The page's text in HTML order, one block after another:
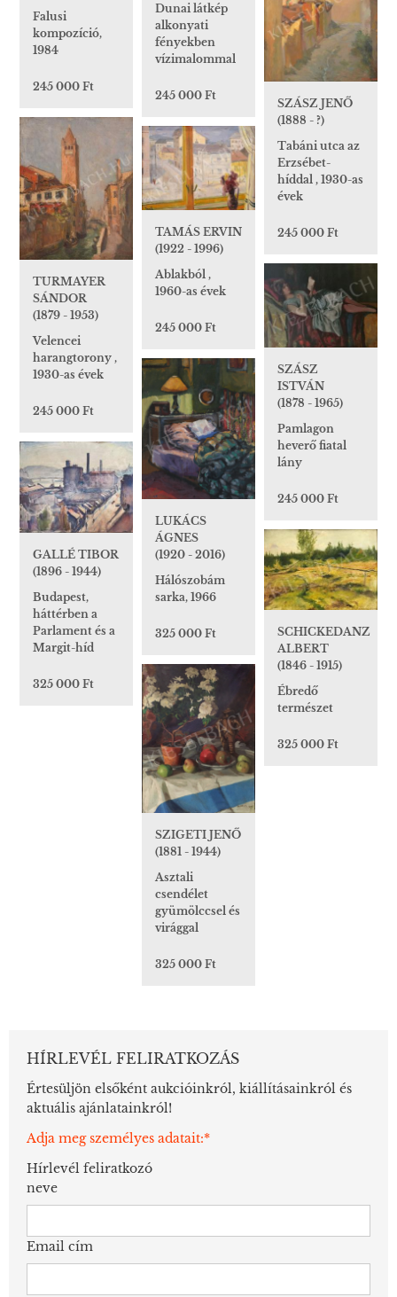
Dunai látkép
alkonyati
fényekben
vízimalommal
245 000 Ft
Falusi
kompozíció,
1984
245 000 Ft
SZÁSZ JENŐ
(1888 - ?)
Tabáni utca az
Erzsébet-
híddal , 1930-as
évek
245 000 Ft
TURMAYER
SÁNDOR
(1879 - 1953)
Velencei
harangtorony ,
1930-as évek
245 000 Ft
TAMÁS ERVIN
(1922 - 1996)
Ablakból ,
1960-as évek
245 000 Ft
SZÁSZ
ISTVÁN
(1878 - 1965)
Pamlagon
heverő fiatal
lány
245 000 Ft
LUKÁCS
ÁGNES
(1920 - 2016)
Hálószobám
sarka, 1966
325 000 Ft
GALLÉ TIBOR
(1896 - 1944)
Budapest,
háttérben a
Parlament és a
Margit-híd
325 000 Ft
SCHICKEDANZ
ALBERT
(1846 - 1915)
Ébredő
természet
325 000 Ft
SZIGETI JENŐ
(1881 - 1944)
Asztali
csendélet
gyümölccsel és
virággal
325 000 Ft
HÍRLEVÉL FELIRATKOZÁS
Értesüljön elsőként aukcióinkról, kiállításainkról és
aktuális ajánlatainkról!
Adja meg személyes adatait:*
Hírlevél feliratkozó
neve
Email cím